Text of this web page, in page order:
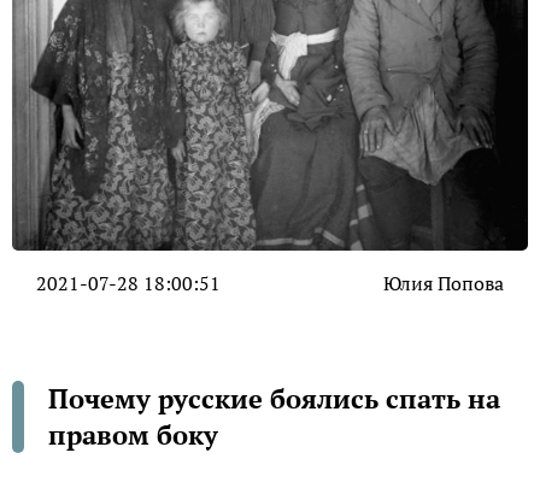
2021-07-28 18:00:51 Юлия Попова
Почему русские боялись спать на
правом боку